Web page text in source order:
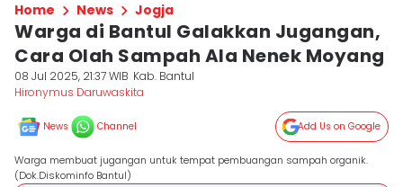
Home News Jogja
Warga di Bantul Galakkan Jugangan,
Cara Olah Sampah Ala Nenek Moyang
08 Jul 2025, 21:37 WIB Kab. Bantul
Hironymus Daruwaskita
News Channel Add Us on Google
Warga membuat jugangan untuk tempat pembuangan sampah organik.
(Dok.Diskominfo Bantul)